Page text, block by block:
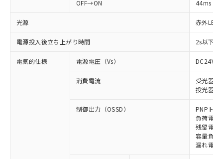
OFF→ON 44ms
光源 赤外LED
電源投入後立ち上がり時間 2s以下(
電気的仕様 電源電圧（Vs）
消費電流
受光器:
投光器:
制御出力（OSSD）
PNPトラ
負荷電流
残留電圧
容量負荷
漏れ電流